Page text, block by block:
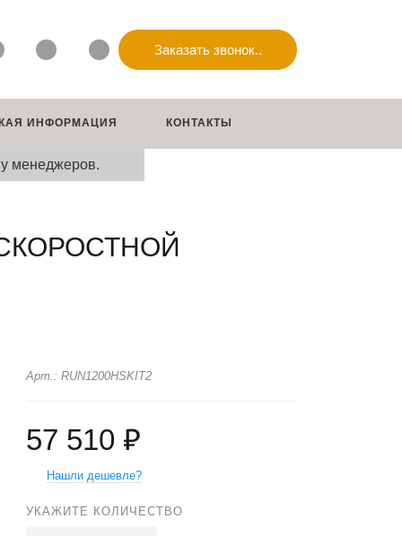
Заказать звонок..
ИНФОРМАЦИЯ КОНТАКТЫ
менеджеров.
СКОРОСТНОЙ
Арт.: RUN1200HSKIT2
57 510 ₽
Нашли дешевле?
УКАЖИТЕ КОЛИЧЕСТВО